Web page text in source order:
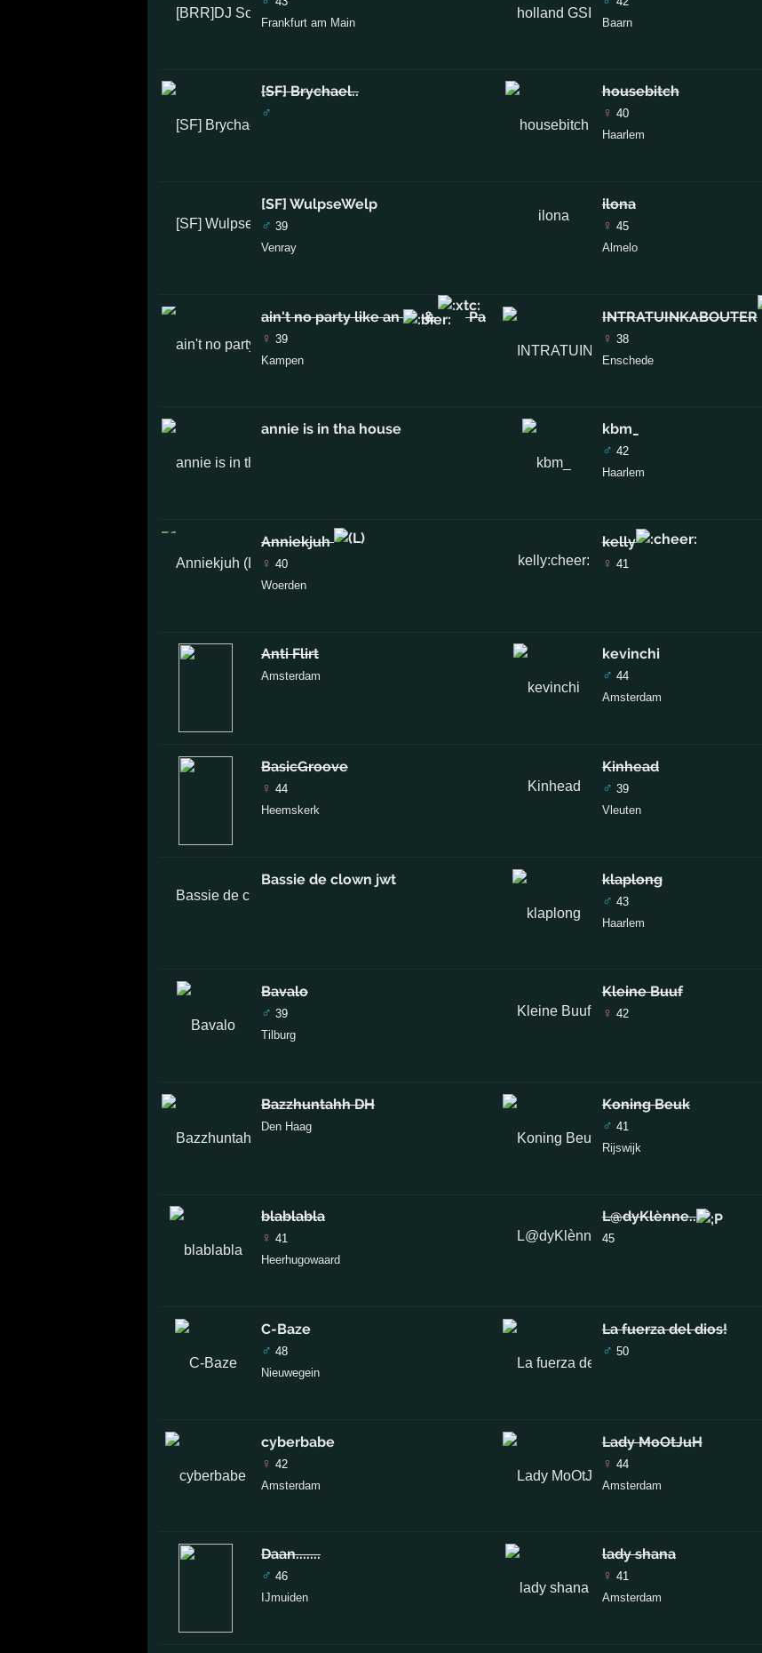
Frankfurt am Main
[SF] Brychael..
♂
[SF] WulpseWelp
♂ 39
Venray
ain't no party like an & Pa
♀ 39
Kampen
annie is in tha house
Anniekjuh
♀ 40
Woerden
Anti Flirt
Amsterdam
BasicGroove
♀ 44
Heemskerk
Bassie de clown jwt
Bavalo
♂ 39
Tilburg
Bazzhuntahh DH
Den Haag
blablabla
♀ 41
Heerhugowaard
C-Baze
♂ 48
Nieuwegein
cyberbabe
♀ 42
Amsterdam
Daan.......
♂ 46
IJmuiden
Baarn
housebitch
♀ 40
Haarlem
ilona
♀ 45
Almelo
INTRATUINKABOUTER
♀ 38
Enschede
kbm_
♂ 42
Haarlem
kelly
♀ 41
kevinchi
♂ 44
Amsterdam
Kinhead
♂ 39
Vleuten
klaplong
♂ 43
Haarlem
Kleine Buuf
♀ 42
Koning Beuk
♂ 41
Rijswijk
L@dyKlènne..
45
La fuerza del dios!
♂ 50
Lady MoOtJuH
♀ 44
Amsterdam
lady shana
♀ 41
Amsterdam